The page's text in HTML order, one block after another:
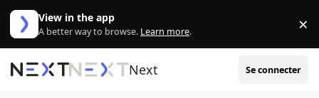
Aller au contenu
View in the app
A better way to browse. Learn more. ×
Next Se connecter